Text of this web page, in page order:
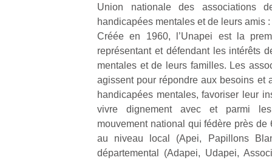
Union nationale des associations
handicapées mentales et de leurs amis :
Créée en 1960, l’Unapei est la
représentant et défendant les intérêts
mentales et de leurs familles. Les
agissent pour répondre aux besoins et
handicapées mentales, favoriser leur
vivre dignement avec et parmi les
mouvement national qui fédère près de
au niveau local (Apei, Papillons
départemental (Adapei, Udapei,
Les
enfants
débordent
souvent
d’énergie.
Varier les
occupations
n’est pas
toujours
simple.
Conjuguer
divertissement,
activité
vacances
estivales
et avec le
retour des
beaux
l’occasion
rêvée
pour les
enfants
de…
de